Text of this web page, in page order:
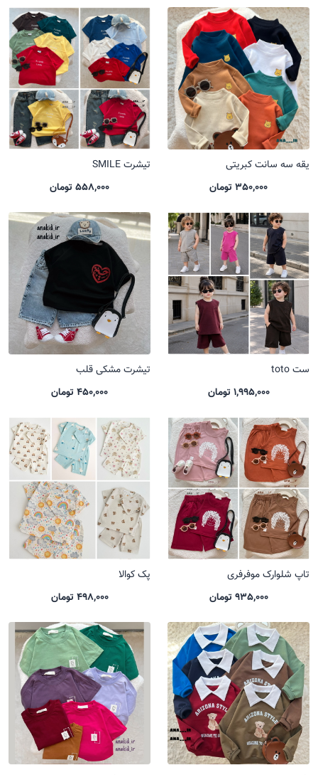
یقه سه سانت کبریتی
350,000 تومان
تیشرت SMILE
558,000 تومان
ست toto
1,995,000 تومان
تیشرت مشکی قلب
450,000 تومان
تاپ شلوارک موفرفری
935,000 تومان
پک کوالا
498,000 تومان